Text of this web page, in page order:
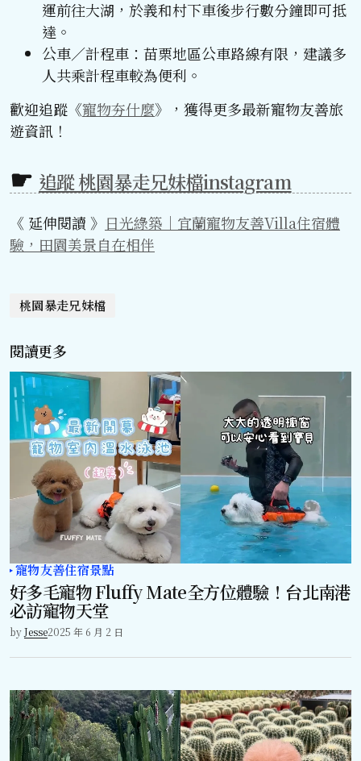
運前往大湖，於義和村下車後步行數分鐘即可抵
達。
公車／計程車：苗栗地區公車路線有限，建議多
人共乘計程車較為便利。
歡迎追蹤《寵物夯什麼》，獲得更多最新寵物友善旅
遊資訊！
追蹤 桃園暴走兄妹檔instagram
《 延伸閱讀 》 日光綠築｜宜蘭寵物友善Villa住宿體
驗，田園美景自在相伴
桃園暴走兄妹檔
閱讀更多
寵物友善住宿景點
好多毛寵物 Fluffy Mate全方位體驗！台北南港
必訪寵物天堂
byJesse2025 年 6 月 2 日